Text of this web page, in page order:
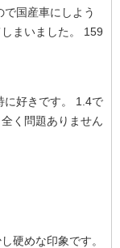
国産車にしよう
まいました。 159
に好きです。 1.4で
く問題ありません
硬めな印象です。